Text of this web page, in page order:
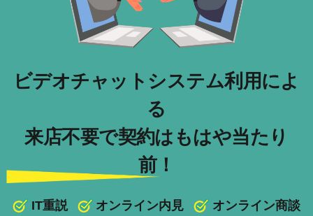
ビデオチャットシステム利用によ
る
来店不要で契約はもはや当たり
前！
IT重説 オンライン内見 オンライン商談